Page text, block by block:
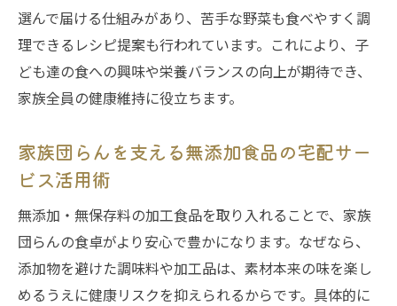
選んで届ける仕組みがあり、苦手な野菜も食べやすく調
理できるレシピ提案も行われています。これにより、子
ども達の食への興味や栄養バランスの向上が期待でき、
家族全員の健康維持に役立ちます。
家族団らんを支える無添加食品の宅配サー
ビス活用術
無添加・無保存料の加工食品を取り入れることで、家族
団らんの食卓がより安心で豊かになります。なぜなら、
添加物を避けた調味料や加工品は、素材本来の味を楽し
めるうえに健康リスクを抑えられるからです。具体的に